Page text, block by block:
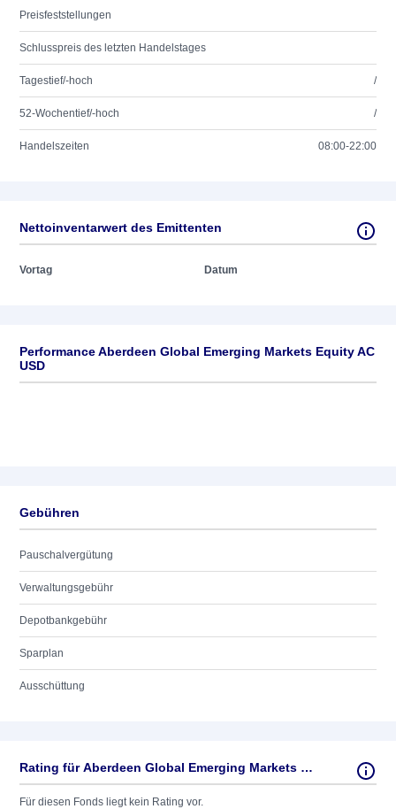
Preisfeststellungen
Schlusspreis des letzten Handelstages
Tagestief/-hoch /
52-Wochentief/-hoch /
Handelszeiten 08:00-22:00
Nettoinventarwert des Emittenten
Vortag Datum
Performance Aberdeen Global Emerging Markets Equity AC
USD
Gebühren
Pauschalvergütung
Verwaltungsgebühr
Depotbankgebühr
Sparplan
Ausschüttung
Rating für Aberdeen Global Emerging Markets Equity AC USD
Für diesen Fonds liegt kein Rating vor.